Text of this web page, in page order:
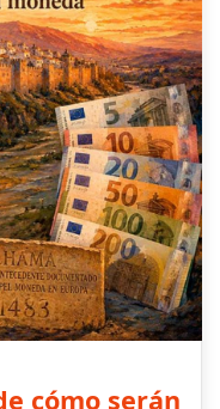
cómo serán